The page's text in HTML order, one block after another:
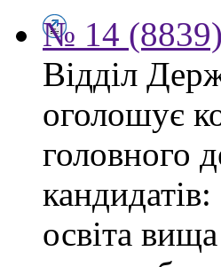
№ 14 (8839)
Відділ
оголошує
головного
кандидатів:
освіта